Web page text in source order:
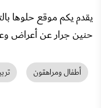
يقدم يكم موقع حلوها
حنين جرار عن أعراض
أطفال ومراهقون